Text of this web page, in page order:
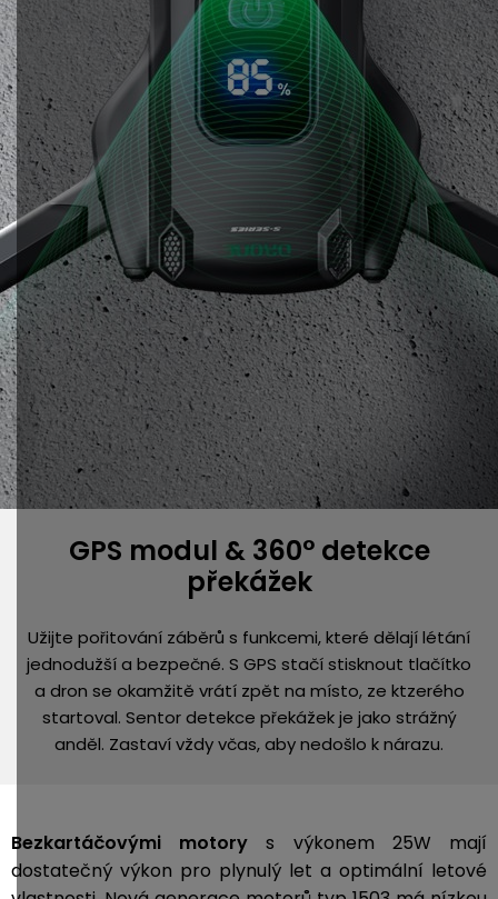
GPS modul & 360° detekce
překážek
Užijte pořitování záběrů s funkcemi, které dělají létání
jednodužší a bezpečné. S GPS stačí stisknout tlačítko
a dron se okamžitě vrátí zpět na místo, ze ktzerého
startoval. Sentor detekce překážek je jako strážný
anděl. Zastaví vždy včas, aby nedošlo k nárazu.
Bezkartáčovými motory s výkonem 25W mají
dostatečný výkon pro plynulý let a optimální letové